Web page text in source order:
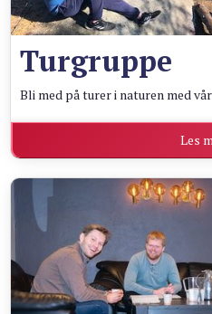
Turgruppe
Bli med på turer i naturen med
Les